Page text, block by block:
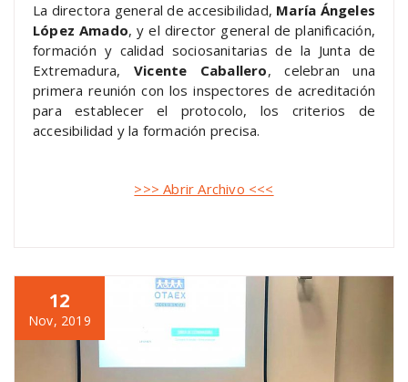
La directora general de accesibilidad, María Ángeles
López Amado, y el director general de planificación,
formación y calidad sociosanitarias de la Junta de
Extremadura, Vicente Caballero, celebran una
primera reunión con los inspectores de acreditación
para establecer el protocolo, los criterios de
accesibilidad y la formación precisa.
>>> Abrir Archivo <<<
12
Nov, 2019